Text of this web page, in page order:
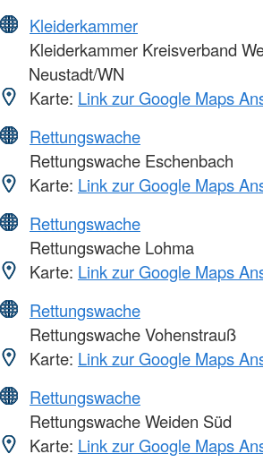
Kleiderkammer
Kleiderkammer Kreisverband
Neustadt/WN
Karte: Link zur Google Maps
Rettungswache
Rettungswache Eschenbach
Karte: Link zur Google Maps
Rettungswache
Rettungswache Lohma
Karte: Link zur Google Maps
Rettungswache
Rettungswache Vohenstrauß
Karte: Link zur Google Maps
Rettungswache
Rettungswache Weiden Süd
Karte: Link zur Google Maps